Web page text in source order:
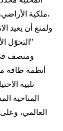
ملكية الأراضي، من دون أن تحصل على منافع عادلة مقابل ذلك.
ولمنع أن يعيد
"التحوّل
ومنصف في
أنظمة طاقة
تلبية
المناخية
العالمي،